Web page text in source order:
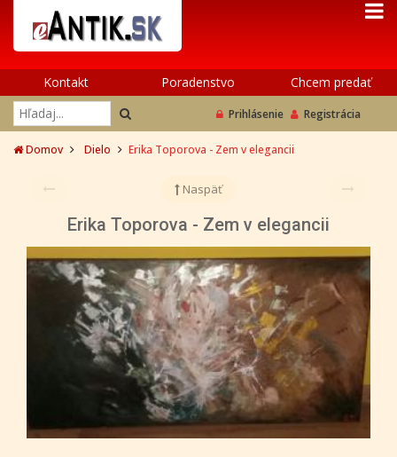
Kontakt Poradenstvo Chcem predať
Prihlásenie Registrácia
Domov Dielo Erika Toporova - Zem v elegancii
Naspäť
Erika Toporova - Zem v elegancii